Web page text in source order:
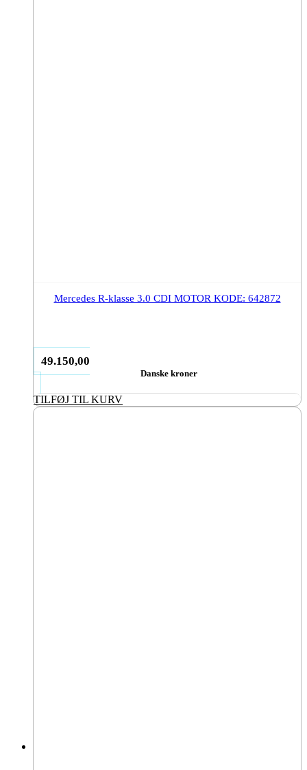
Mercedes R-klasse 3.0 CDI MOTOR KODE: 642872
49.150,00
Danske kroner
TILFØJ TIL KURV